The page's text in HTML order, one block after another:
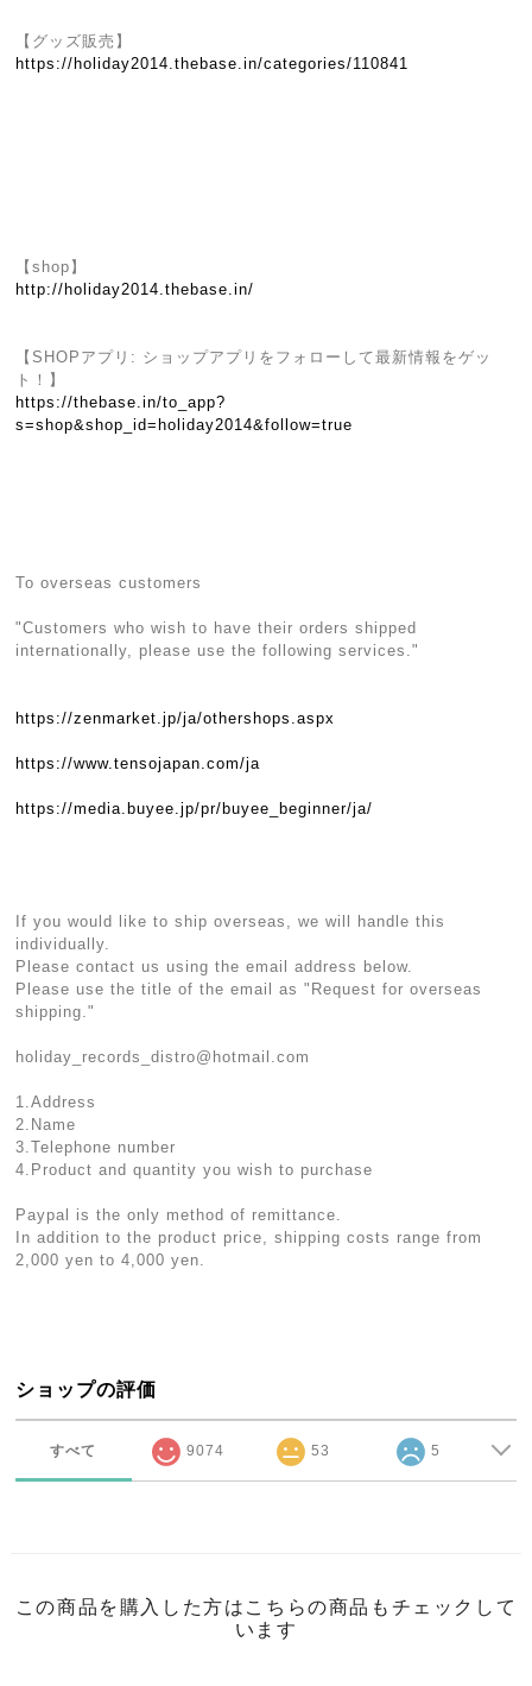
【グッズ販売】
https://holiday2014.thebase.in/categories/110841
【shop】
http://holiday2014.thebase.in/
【SHOPアプリ: ショップアプリをフォローして最新情報をゲッ
ト！】
https://thebase.in/to_app?
s=shop&shop_id=holiday2014&follow=true
To overseas customers
"Customers who wish to have their orders shipped
internationally, please use the following services."
https://zenmarket.jp/ja/othershops.aspx
https://www.tensojapan.com/ja
https://media.buyee.jp/pr/buyee_beginner/ja/
If you would like to ship overseas, we will handle this
individually.
Please contact us using the email address below.
Please use the title of the email as "Request for overseas
shipping."
holiday_records_distro@hotmail.com
1.Address
2.Name
3.Telephone number
4.Product and quantity you wish to purchase
Paypal is the only method of remittance.
In addition to the product price, shipping costs range from
2,000 yen to 4,000 yen.
ショップの評価
すべて 9074 53 5
この商品を購入した方はこちらの商品もチェックして
います